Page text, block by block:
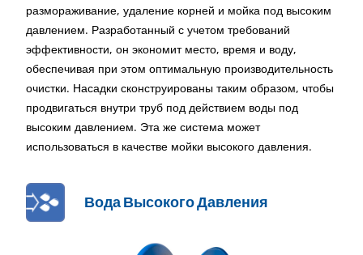
размораживание, удаление корней и мойка под высоким
давлением. Разработанный с учетом требований
эффективности, он экономит место, время и воду,
обеспечивая при этом оптимальную производительность
очистки. Насадки сконструированы таким образом, чтобы
продвигаться внутри труб под действием воды под
высоким давлением. Эта же система может
использоваться в качестве мойки высокого давления.
Вода Высокого Давления